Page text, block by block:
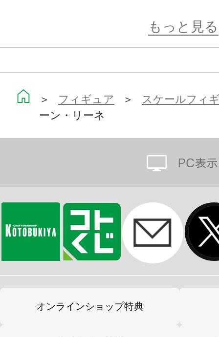
手がける右藏氏が、
イラストの躍動感そのままに魅力的
み取れない背面部分や髪飾りなどの
Tony氏に描き起こしていただいた設
彩色については、インタビューによ
反映し、同系色でも素材に違いがあ
の塗装を施すなど、
もっと見る
＞ フィギュア ＞
スケールフィ
ーン・リーネ
オンラインショップ特典